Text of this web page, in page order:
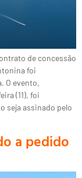
de concessão
foi
O evento,
(11), foi
seja assinado pelo
a pedido